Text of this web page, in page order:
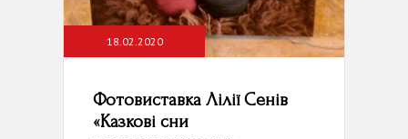
18.02.2020
Фотовиставка Лілії Сенів
«Казкові сни